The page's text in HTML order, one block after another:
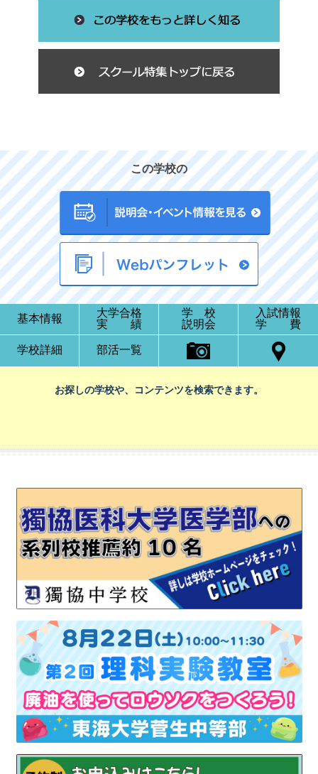
この学校の
基本情報
大学合格
実 績
学 校
説明会
入試情報
学 費
学校詳細 部活一覧
お探しの学校や、コンテンツを検索できます。